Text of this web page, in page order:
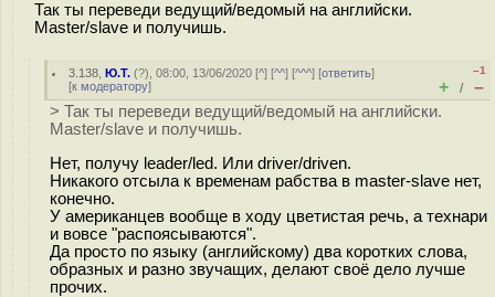
Так ты переведи ведущий/ведомый на английски.
Master/slave и получишь.
3.138 ,Ю.Т. (?), 08:00, 13/06/2020 [^] [^^] [^^^] [ответить]
[к модератору]
–1
+ / –
> Так ты переведи ведущий/ведомый на английски.
Master/slave и получишь.
Нет, получу leader/led. Или driver/driven.
Никакого отсыла к временам рабства в master-slave нет,
конечно.
У американцев вообще в ходу цветистая речь, а технари
и вовсе "распоясываются".
Да просто по языку (английскому) два коротких слова,
образных и разно звучащих, делают своё дело лучше
прочих.